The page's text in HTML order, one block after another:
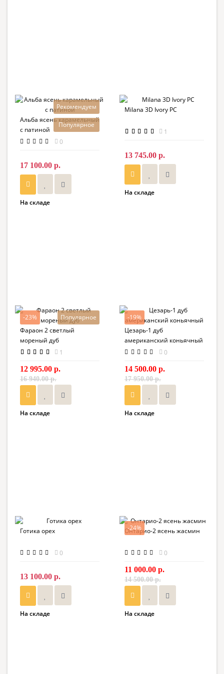
Рекомендуем
Популярное
Альба ясень карамельный
с патиной
0
17 100.00 р.
На складе
Milana 3D Ivory PC
1
13 745.00 р.
На складе
-23%
Популярное
Фараон 2 светлый
мореный дуб
1
12 995.00 р.
16 940.00 р.
На складе
-19%
Цезарь-1 дуб
американский коньячный
0
14 500.00 р.
17 950.00 р.
На складе
Готика орех
0
13 100.00 р.
На складе
-24%
Онтарио-2 ясень жасмин
0
11 000.00 р.
14 500.00 р.
На складе